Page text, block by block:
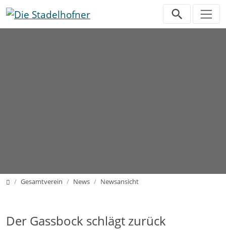
Direkt zur Hauptnavigation springen
Direkt zum Inhalt springen
HomeGesamtverein News Newsansicht
Der Gassbock schlägt zurück